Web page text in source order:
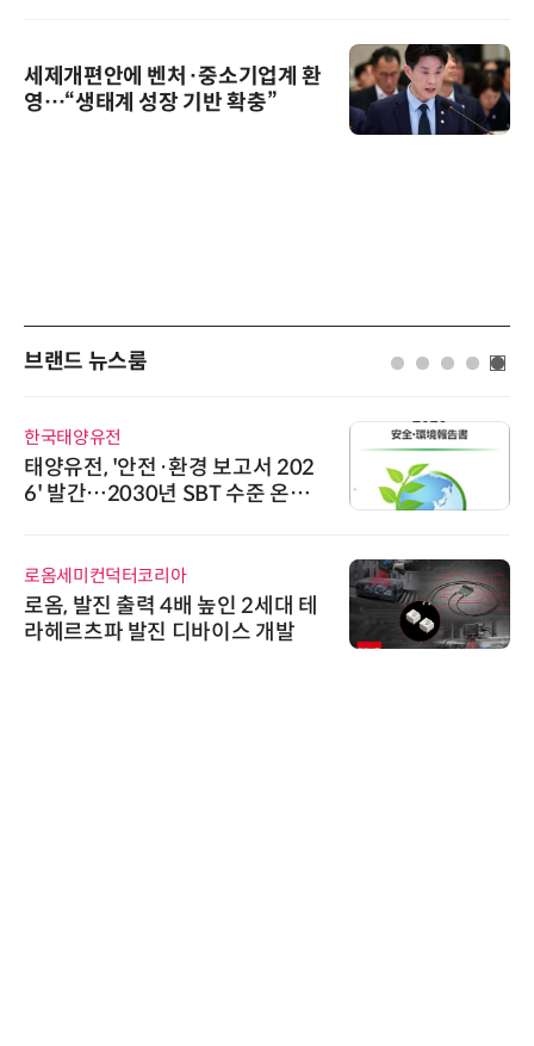
세제개편안에 벤처·중소기업계 환
영…“생태계 성장 기반 확충”
브랜드 뉴스룸
한국태양유전
태양유전, '안전·환경 보고서 202
6' 발간…2030년 SBT 수준 온실
로옴세미컨덕터코리아
로옴, 발진 출력 4배 높인 2세대 테
라헤르츠파 발진 디바이스 개발